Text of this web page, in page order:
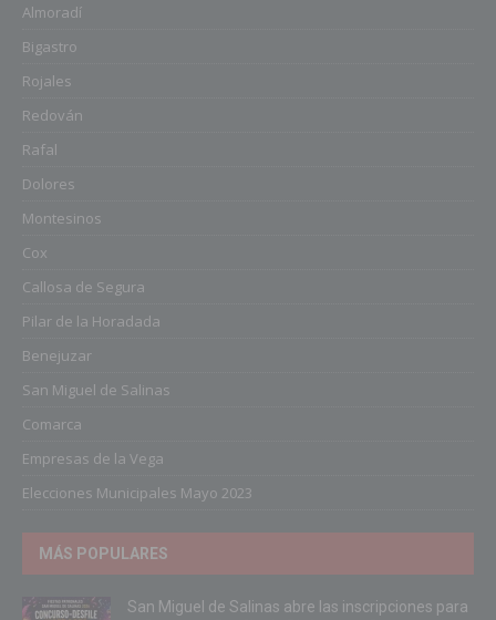
Almoradí
Bigastro
Rojales
Redován
Rafal
Dolores
Montesinos
Cox
Callosa de Segura
Pilar de la Horadada
Benejuzar
San Miguel de Salinas
Comarca
Empresas de la Vega
Elecciones Municipales Mayo 2023
MÁS POPULARES
San Miguel de Salinas abre las inscripciones para